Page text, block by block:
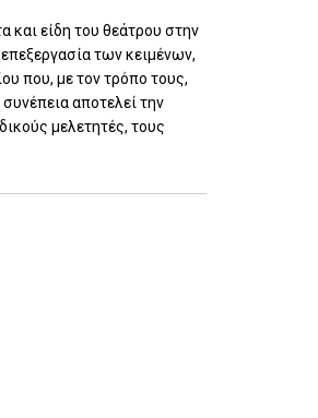
και είδη του θεάτρου στην
των κειμένων,
που, με τον τρόπο τους,
αποτελεί την
μελετητές, τους